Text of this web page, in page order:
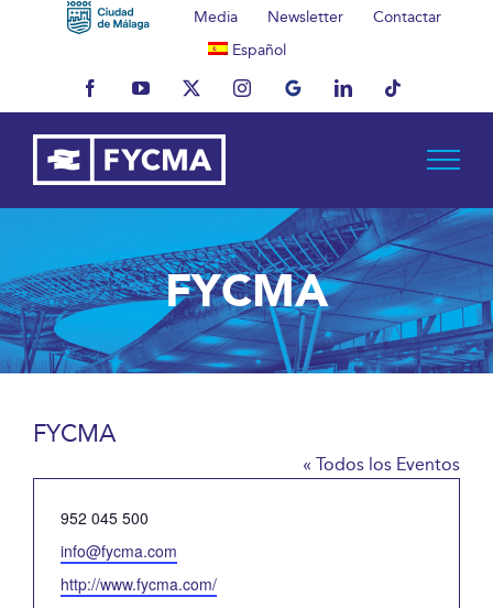
Media Newsletter
Contactar
Español
FacebookYouTubeX InstagramMyBusinessLinkedInTiktok
FYCMA
FYCMA
« Todos los Eventos
Teléfono
952 045 500
Email
info@fycma.com
Website
http://www.fycma.com/